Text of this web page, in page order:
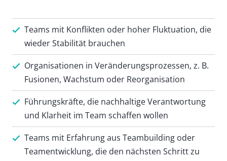
Teams mit Konflikten oder hoher Fluktuation, die
wieder Stabilität brauchen
Organisationen in Veränderungsprozessen, z. B.
Fusionen, Wachstum oder Reorganisation
Führungskräfte, die nachhaltige Verantwortung
und Klarheit im Team schaffen wollen
Teams mit Erfahrung aus Teambuilding oder
Teamentwicklung, die den nächsten Schritt zu